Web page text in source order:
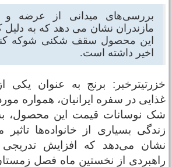
بررسی‌های میدانی از عرضه و
مازندران نشان می دهد که به دلیل
این محصول سقف شکنی شوکه
اخیر داشته است.
برنج به عنوان یکی از
در سفره ایرانیان، همواره مورد
نوسانات قیمت این محصول، به
بسیاری از خانواده‌ها تاثیر
می‌دهد که افزایش تدریجی
از نخستین ماه فصل زمستان